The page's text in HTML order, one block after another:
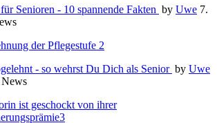
Senioren - 10 spannende Fakten by Uwe 7.
- so wehrst Du Dich als Senior by Uwe
News